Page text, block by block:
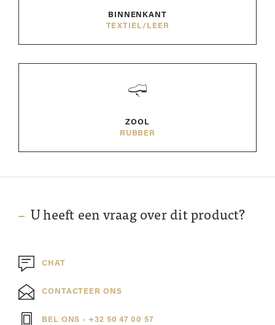
BINNENKANT
TEXTIEL/LEER
ZOOL
RUBBER
U heeft een vraag over dit product?
CHAT
CONTACTEER ONS
BEL ONS - +32 50 47 00 57